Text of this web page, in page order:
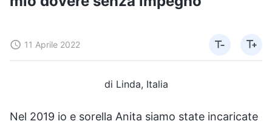
11 Aprile 2022
di Linda, Italia
Nel 2019 io e sorella Anita siamo state incaricate